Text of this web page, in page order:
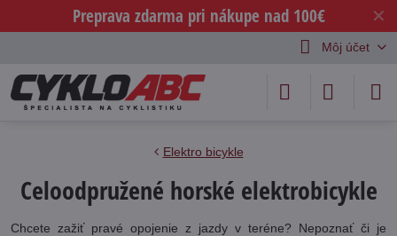
✕
Preprava zdarma pri nákupe nad 100€
Môj účet
Elektro bicykle
Celoodpružené horské elektrobicykle
Chcete zažiť pravé opojenie z jazdy v teréne? Nepoznať či je